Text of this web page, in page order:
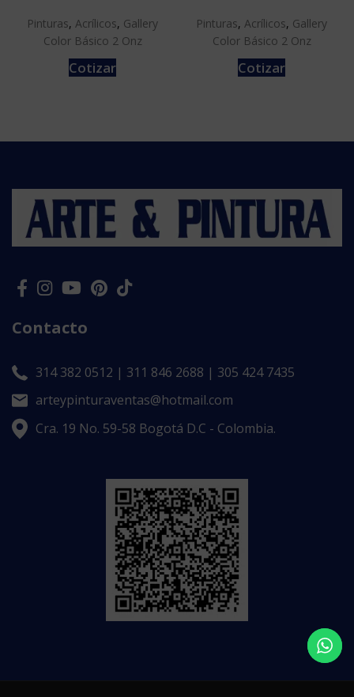
Pinturas, Acrílicos, Gallery
Color Básico 2 Onz
Cotizar
Pinturas, Acrílicos, Gallery
Color Básico 2 Onz
Cotizar
Contacto
314 382 0512 | 311 846 2688 | 305 424 7435
arteypinturaventas@hotmail.com
Cra. 19 No. 59-58 Bogotá D.C - Colombia.